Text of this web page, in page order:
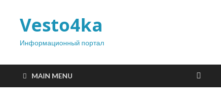
Vesto4ka
Информационный портал
MAIN MENU